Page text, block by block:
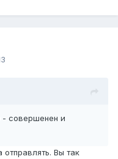
совершенен и
Вы так